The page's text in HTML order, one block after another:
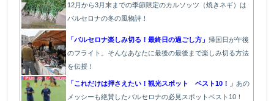
12月から3月末までの季節限定のカルソッツ（焼きネギ）は
バルセロナの冬の風物詩！
「バルセロナ楽しみ切る！最終日の過ごし方」帰国日が午後
のフライト。そんなあなたに最後の最後まで楽しみ切る方法
を伝授！
「これだけは押さえたい！観光スポット ベスト10！」 あの
メッシーも絶賛したバルセロナの必見スポットベスト10！